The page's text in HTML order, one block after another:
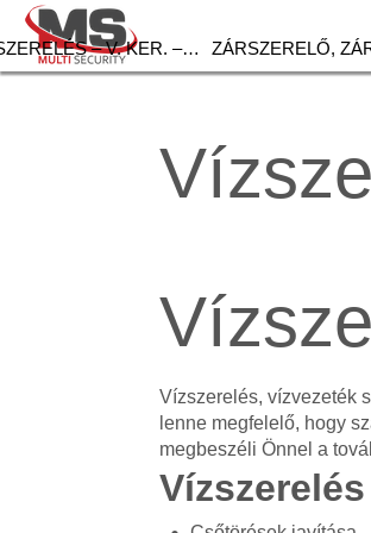
– V. KER. –… ZÁRSZERELŐ,
Vízszerelés, vízvezeték
lenne megfelelő, hogy
megbeszéli Önnel a
Vízszerelés